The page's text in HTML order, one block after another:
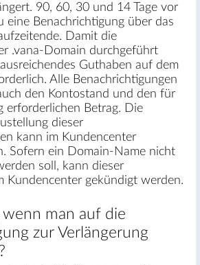
90, 60, 30 und 14 Tage vor
eine Benachrichtigung über das
Damit die
.vana-Domain durchgeführt
Guthaben auf dem
Alle Benachrichtigungen
den Kontostand und den für
erforderlichen Betrag. Die
dieser
kann im Kundencenter
Sofern ein Domain-Name nicht
soll, kann dieser
Kundencenter gekündigt werden.
wenn man auf die
zur Verlängerung